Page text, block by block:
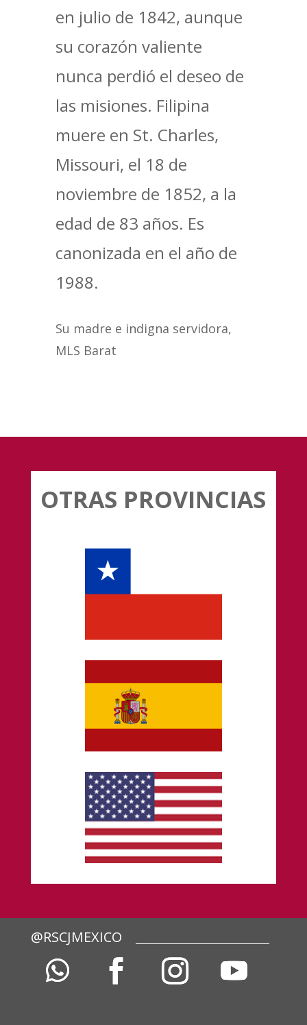
en julio de 1842, aunque
su corazón valiente
nunca perdió el deseo de
las misiones. Filipina
muere en St. Charles,
Missouri, el 18 de
noviembre de 1852, a la
edad de 83 años. Es
canonizada en el año de
1988.
Su madre e indigna servidora,
MLS Barat
OTRAS PROVINCIAS
@RSCJMEXICO